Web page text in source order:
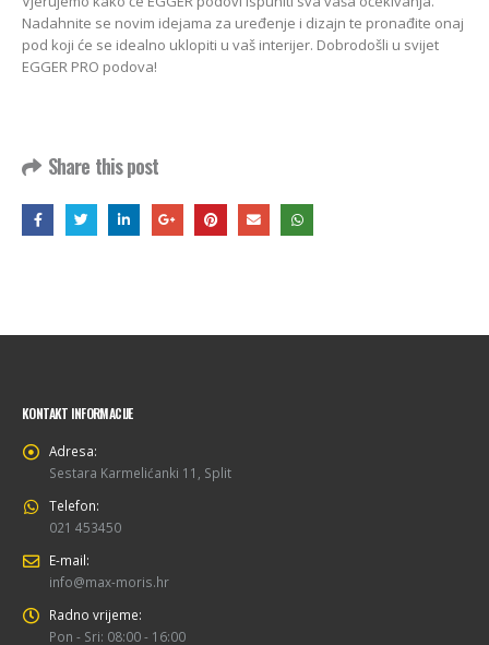
Nadahnite se novim idejama za uređenje i dizajn te pronađite onaj
pod koji će se idealno uklopiti u vaš interijer. Dobrodošli u svijet
EGGER PRO podova!
Share this post
KONTAKT INFORMACIJE
Adresa:
Sestara Karmelićanki 11, Split
Telefon:
021 453450
E-mail:
info@max-moris.hr
Radno vrijeme:
Pon - Sri: 08:00 - 16:00